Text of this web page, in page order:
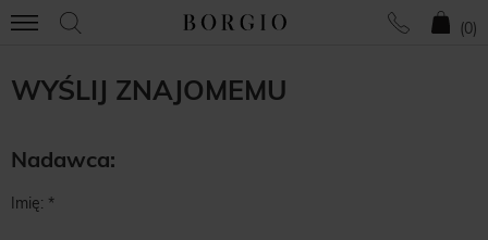
(0)
WYŚLIJ ZNAJOMEMU
Nadawca:
Imię: